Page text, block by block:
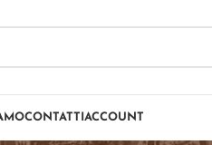
CONTATTI ACCOUNT